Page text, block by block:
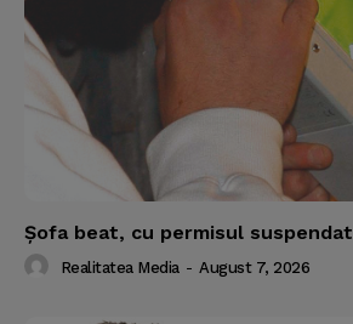
Şofa beat, cu permisul suspendat
Realitatea Media - August 7, 2026